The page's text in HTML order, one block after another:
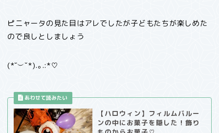
ピニャータの見た目はアレでしたが子どもたちが楽しめた
ので良しとしましょう
(*˘︶˘*).｡.:*♡
【ハロウィン】フィルムバルー
ンの中にお菓子を隠した！飾り